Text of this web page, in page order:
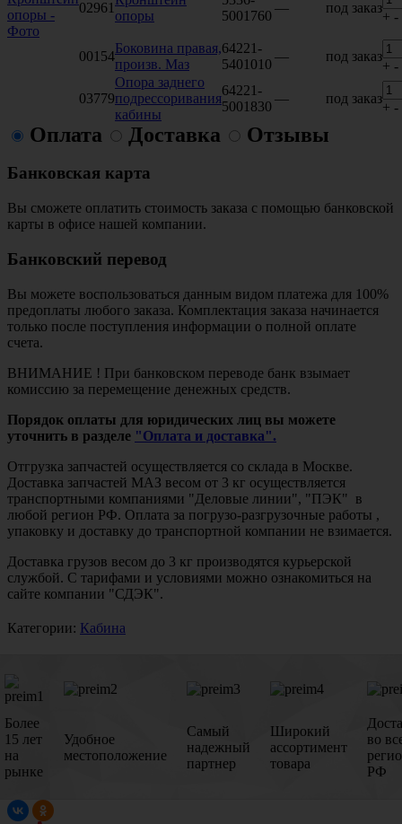
02961
опоры
5001760
— под заказ
+ -
00154
Боковина правая,
произв. Маз
64221-
5401010
— под заказ
+ -
03779
Опора заднего
подрессоривания
кабины
64221-
5001830
— под заказ
+ -
Оплата Доставка Отзывы
Банковская карта
Вы сможете оплатить стоимость заказа с помощью банковской
карты в офисе нашей компании.
Банковский перевод
Вы можете воспользоваться данным видом платежа для 100%
предоплаты любого заказа. Комплектация заказа начинается
только после поступления информации о полной оплате
счета.
ВНИМАНИЕ ! При банковском переводе банк взымает
комиссию за перемещение денежных средств.
Порядок оплаты для юридических лиц вы можете
уточнить в разделе "Оплата и доставка".
Отгрузка запчастей осуществляется со склада в Москве.
Доставка запчастей МАЗ весом от 3 кг осуществляется
транспортными компаниями "Деловые линии", "ПЭК" в
любой регион РФ. Оплата за погрузо-разгрузочные работы ,
упаковку и доставку до транспортной компании не взимается.
Доставка грузов весом до 3 кг производятся курьерской
службой. С тарифами и условиями можно ознакомиться на
сайте компании "СДЭК".
Категории: Кабина
Более
15 лет
на
рынке
Удобное
местоположение
Самый
надежный
партнер
Широкий
ассортимент
товара
во
РФ